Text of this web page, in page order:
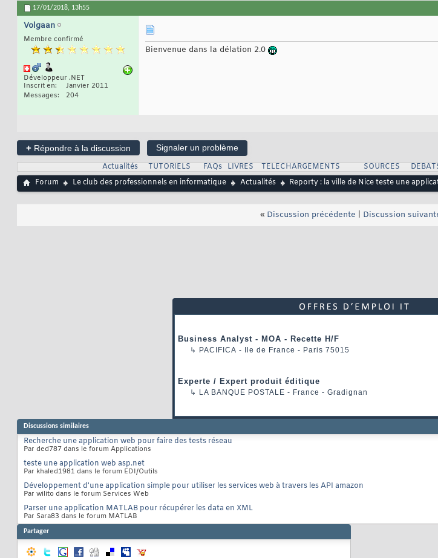
17/01/2018, 13h55
Volgaan
Membre confirmé
Développeur .NET
Inscrit en
Janvier 2011
Messages
204
Bienvenue dans la délation 2.0
+ Répondre à la discussion
Signaler un problème
Actualités
TUTORIELS FAQs LIVRES TELECHARGEMENTS SOURCES
Forum
Le club des professionnels en informatique Actualités Reporty : la ville de Nice teste une
« Discussion précédente Discussion
Business Analyst - MOA - Recette H/F
↳ PACIFICA - Ile de France - Paris 75015
Experte / Expert produit éditique
↳ LA BANQUE POSTALE - France - Gradignan
Discussions similaires
Recherche une application web pour faire des tests réseau
Par ded787 dans le forum Applications
teste une application web asp.net
Par khaled1981 dans le forum EDI/Outils
Développement d'une application simple pour utiliser les services web à travers les API amazon
Par wilito dans le forum Services Web
Parser une application MATLAB pour récupérer les data en XML
Par Sara83 dans le forum MATLAB
Partager